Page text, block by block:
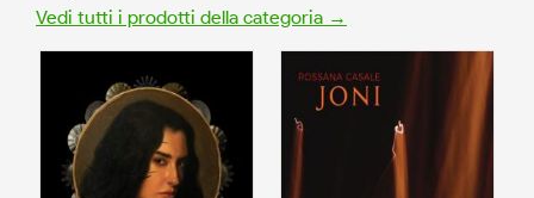
Vedi tutti i prodotti della categoria →